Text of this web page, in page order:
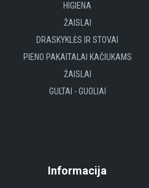
HIGIENA
ŽAISLAI
DRASKYKLĖS IR STOVAI
PIENO PAKAITALAI KAČIUKAMS
ŽAISLAI
GULTAI - GUOLIAI
Informacija